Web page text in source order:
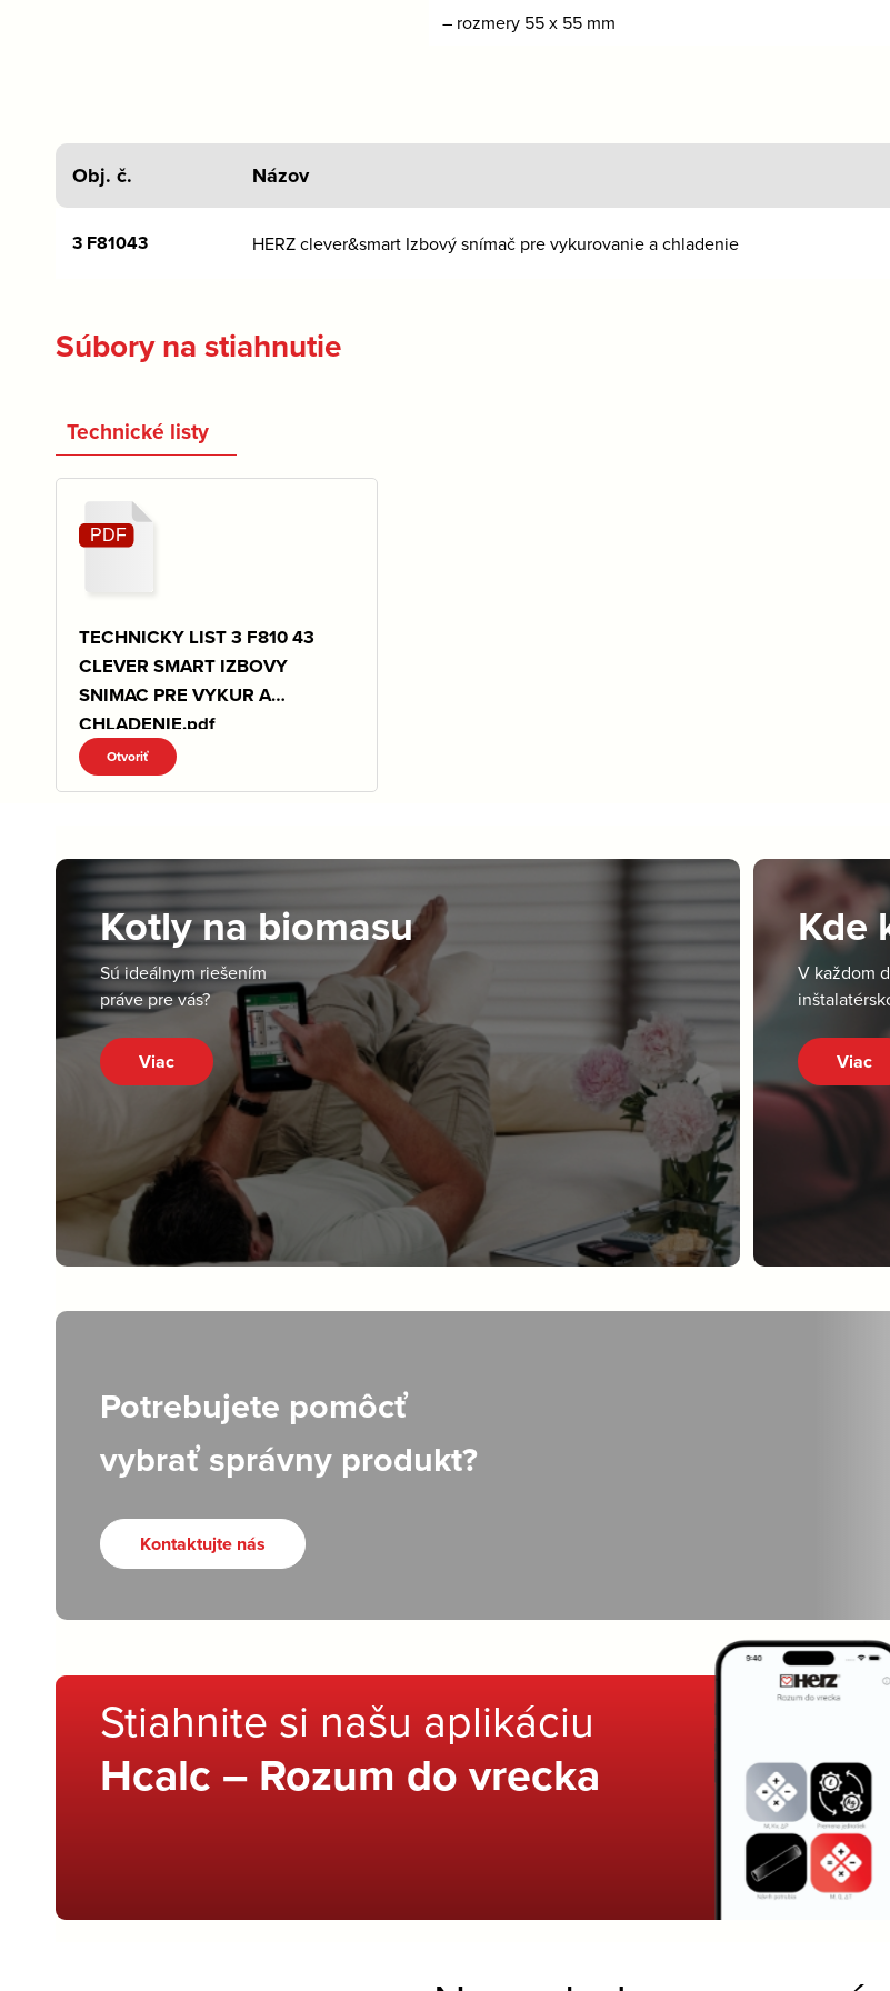
– rozmery 55 x 55 mm
Obj. č. Názov
3 F81043 HERZ clever&smart Izbový snímač pre vykurovanie a chladenie
Súbory na stiahnutie
Technické listy
TECHNICKY LIST 3 F810 43
CLEVER SMART IZBOVY
SNIMAC PRE VYKUR A
CHLADENIE.pdf
Otvoriť
Kotly na biomasu
Sú ideálnym riešením
práve pre vás?
Viac
Kde
V každom
Viac
Potrebujete pomôcť
vybrať správny produkt?
Kontaktujte nás
Stiahnite si našu aplikáciu
Hcalc – Rozum do vrecka